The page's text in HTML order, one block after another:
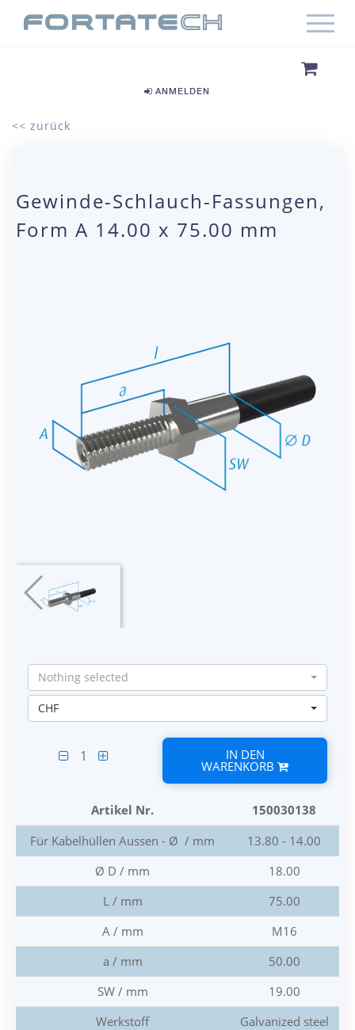
ANMELDEN
<< zurück
Gewinde-Schlauch-Fassungen,
Form A 14.00 x 75.00 mm
Nothing selected
CHF
1 IN DEN
WARENKORB
Artikel Nr.
150030138
Für Kabelhüllen Aussen - Ø / mm
13.80 - 14.00
Ø D / mm
18.00
L / mm
75.00
A / mm
M16
a / mm
50.00
SW / mm
19.00
Werkstoff
Galvanized steel